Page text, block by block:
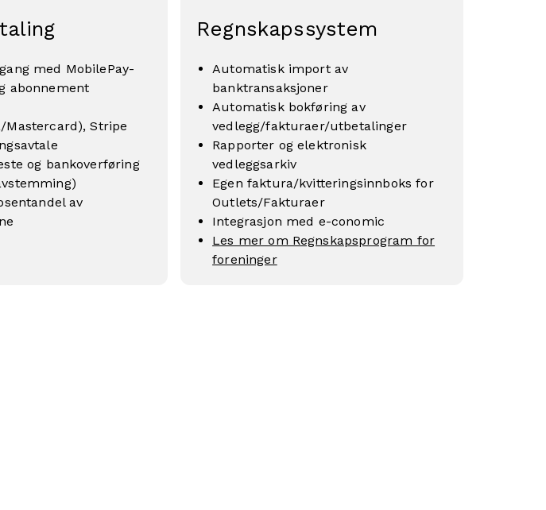
med MobilePay-
abonnement
Mastercard), Stripe
og bankoverføring
av
Regnskapssystem
Automatisk import av
banktransaksjoner
Automatisk bokføring av
vedlegg/fakturaer/utbetalinger
Rapporter og elektronisk
vedleggsarkiv
Egen faktura/kvitteringsinnboks for
Outlets/Fakturaer
Integrasjon med e-conomic
Les mer om Regnskapsprogram for
foreninger